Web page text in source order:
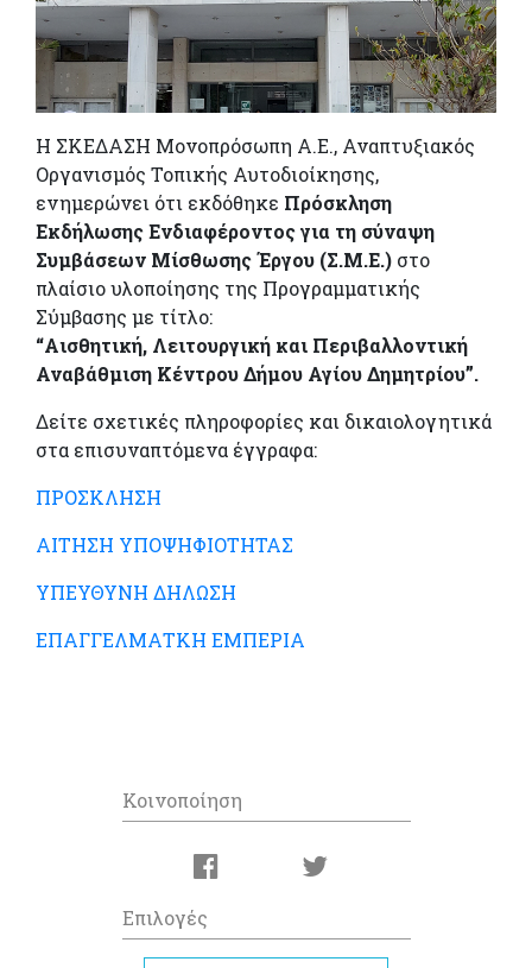
Η ΣΚΕΔΑΣΗ Μονοπρόσωπη Α.Ε., Αναπτυξιακός
Οργανισμός Τοπικής Αυτοδιοίκησης,
ενημερώνει ότι εκδόθηκε Πρόσκληση
Εκδήλωσης Ενδιαφέροντος για τη σύναψη
Συμβάσεων Μίσθωσης Έργου (Σ.Μ.Ε.) στο
πλαίσιο υλοποίησης της Προγραμματικής
Σύμβασης με τίτλο:
“Αισθητική, Λειτουργική και Περιβαλλοντική
Αναβάθμιση Κέντρου Δήμου Αγίου Δημητρίου”.
Δείτε σχετικές πληροφορίες και δικαιολογητικά
στα επισυναπτόμενα έγγραφα:
ΠΡΟΣΚΛΗΣΗ
ΑΙΤΗΣΗ ΥΠΟΨΗΦΙΟΤΗΤΑΣ
ΥΠΕΥΘΥΝΗ ΔΗΛΩΣΗ
ΕΠΑΓΓΕΛΜΑΤΚΗ ΕΜΠΕΡΙΑ
Κοινοποίηση
Επιλογές